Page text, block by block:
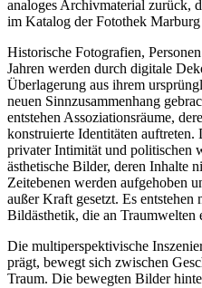
analoges Archivmaterial zurück,
im Katalog der Fotothek Marburg
Historische Fotografien,
Jahren werden durch digitale
Überlagerung aus ihrem
neuen Sinnzusammenhang
entstehen Assoziationsräume,
konstruierte Identitäten auftreten.
privater Intimität und politischen
ästhetische Bilder, deren Inhalte
Zeitebenen werden aufgehoben
außer Kraft gesetzt. Es entstehen
Bildästhetik, die an Traumwelten
Die multiperspektivische
prägt, bewegt sich zwischen
Traum. Die bewegten Bilder